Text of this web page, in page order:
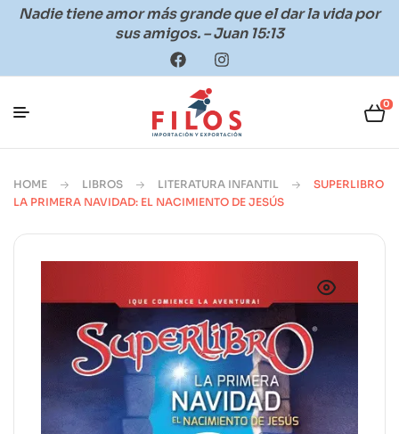
Nadie tiene amor más grande que el dar la vida por
sus amigos. – Juan 15:13
0
HOME LIBROS LITERATURA INFANTIL
SUPERLIBRO
LA PRIMERA NAVIDAD: EL NACIMIENTO DE JESÚS